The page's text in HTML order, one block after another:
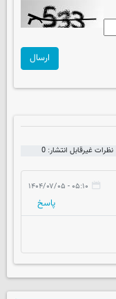
ارسال
نظرات غیرقابل انتشار: 0
۰۵:۱۰ - ۱۴۰۴/۰۷/۰۵
پاسخ